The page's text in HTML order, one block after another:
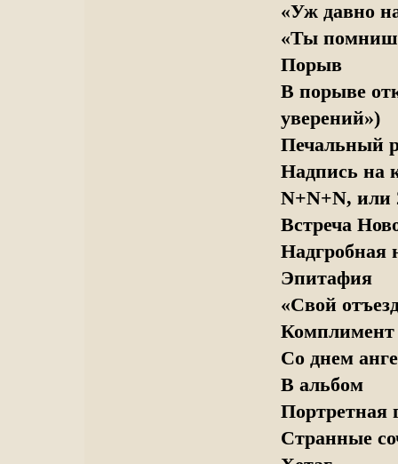
«Уж давно
«Ты
Порыв
В порыве
уверений»)
Печальный
Надпись на
N+N+N, или
Встреча
Надгробная
Эпитафия
«Свой
Комплимент
Со днем
В альбом
Портретная
Странные